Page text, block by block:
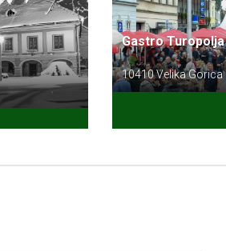
Gastro Turopolja
10410 Velika Gorica